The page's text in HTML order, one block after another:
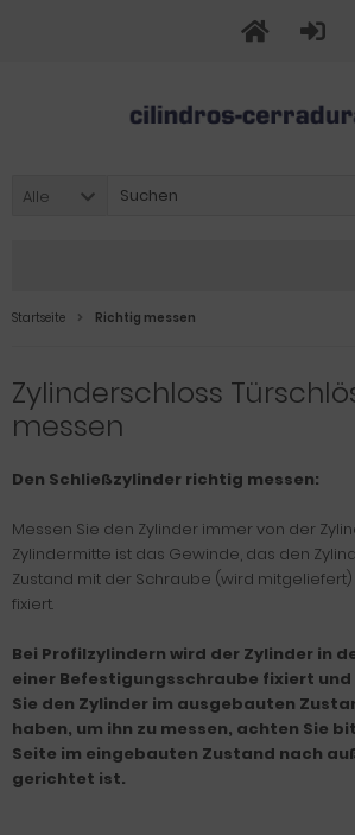
Alle
Startseite Richtig messen
Zylinderschloss
messen
Den Schließzylinder richtig messen:
Messen Sie den Zylinder immer von der
Zylindermitte ist das Gewinde, das den
Zustand mit der Schraube (wird
fixiert.
Bei Profilzylindern wird der Zylinder in
einer Befestigungsschraube fixiert und
Sie den Zylinder im ausgebauten
haben, um ihn zu messen, achten Sie
Seite im eingebauten Zustand nach
gerichtet ist.